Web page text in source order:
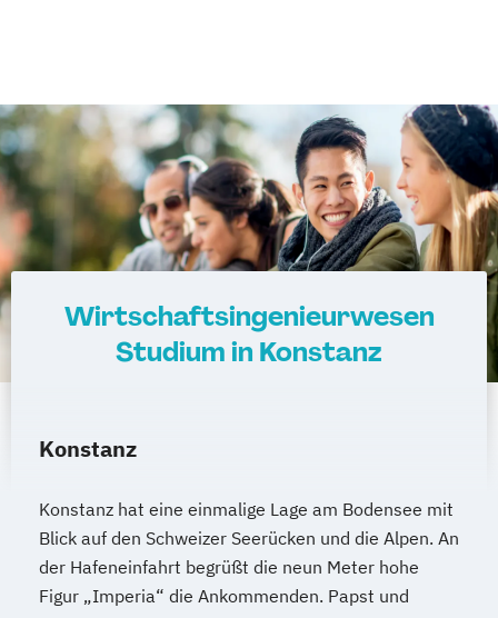
Wirtschaftsingenieurwesen
Studium in Konstanz
Konstanz
Konstanz hat eine einmalige Lage am Bodensee mit
Blick auf den Schweizer Seerücken und die Alpen. An
der Hafeneinfahrt begrüßt die neun Meter hohe
Figur „Imperia“ die Ankommenden. Papst und